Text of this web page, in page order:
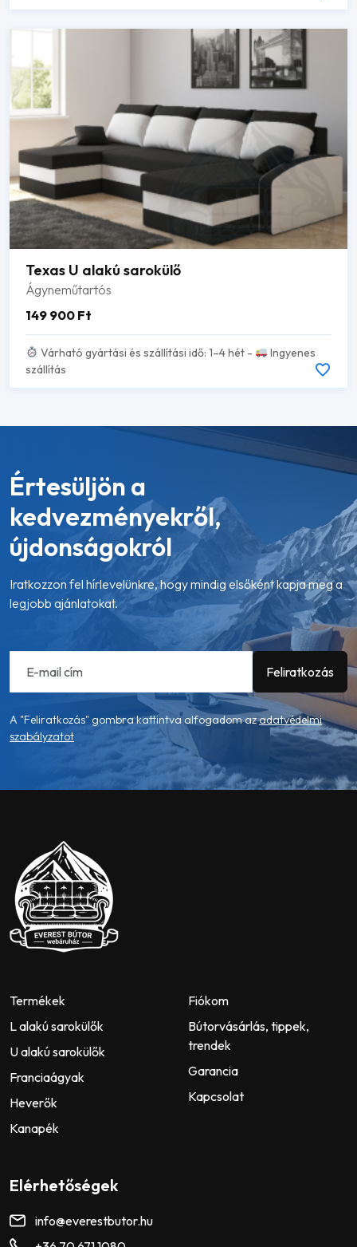
Texas U alakú sarokülő
Ágyneműtartós
149 900 Ft
Várható gyártási és szállítási idő: 1–4 hét -
Ingyenes
szállítás
Értesüljön a
kedvezményekről,
újdonságokról
Iratkozzon fel hírlevelünkre, hogy mindig elsőként kapja meg a
legjobb ajánlatokat.
A "Feliratkozás" gombra kattintva alfogadom azadatvédelmi
szabályzatot
Termékek
L alakú sarokülők
U alakú sarokülők
Franciaágyak
Heverők
Kanapék
Fiókom
Bútorvásárlás, tippek,
trendek
Garancia
Kapcsolat
Elérhetőségek
info@everestbutor.hu